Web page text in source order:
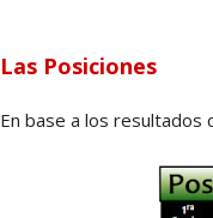
Las Posiciones
En base a los resultados